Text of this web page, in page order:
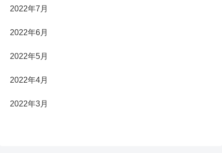
2022年7月
2022年6月
2022年5月
2022年4月
2022年3月